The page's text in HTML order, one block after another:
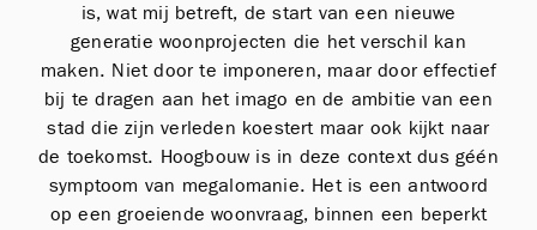
is, wat mij betreft, de start van een nieuwe
generatie woonprojecten die het verschil kan
maken. Niet door te imponeren, maar door effectief
bij te dragen aan het imago en de ambitie van een
stad die zijn verleden koestert maar ook kijkt naar
de toekomst. Hoogbouw is in deze context dus géén
symptoom van megalomanie. Het is een antwoord
op een groeiende woonvraag, binnen een beperkt